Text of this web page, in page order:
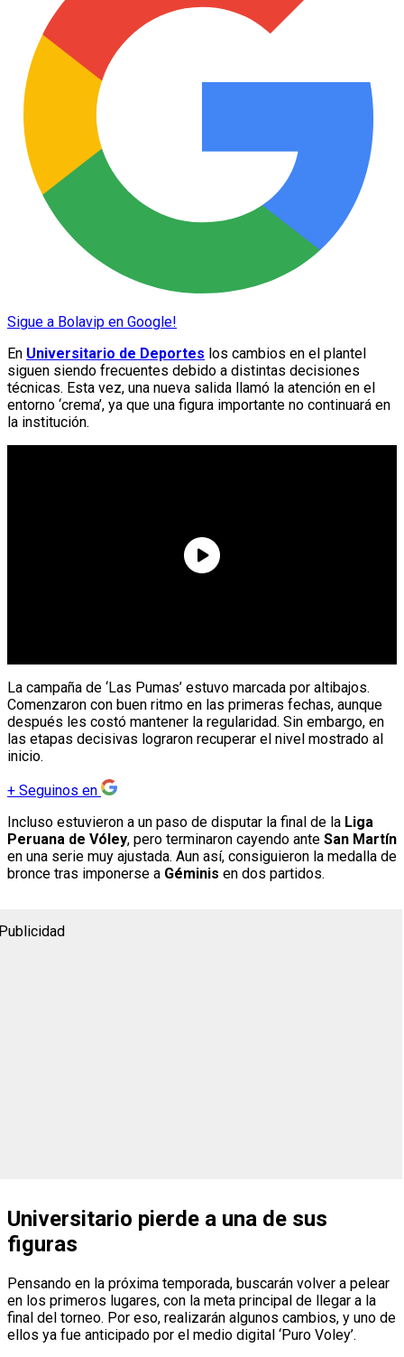
Sigue a Bolavip en Google!
En Universitario de Deportes los cambios en el plantel
siguen siendo frecuentes debido a distintas decisiones
técnicas. Esta vez, una nueva salida llamó la atención en el
entorno ‘crema’, ya que una figura importante no continuará en
la institución.
La campaña de ‘Las Pumas’ estuvo marcada por altibajos.
Comenzaron con buen ritmo en las primeras fechas, aunque
después les costó mantener la regularidad. Sin embargo, en
las etapas decisivas lograron recuperar el nivel mostrado al
inicio.
+ Seguinos en
Incluso estuvieron a un paso de disputar la final de la Liga
Peruana de Vóley, pero terminaron cayendo ante San Martín
en una serie muy ajustada. Aun así, consiguieron la medalla de
bronce tras imponerse a Géminis en dos partidos.
Universitario pierde a una de sus
figuras
Pensando en la próxima temporada, buscarán volver a pelear
en los primeros lugares, con la meta principal de llegar a la
final del torneo. Por eso, realizarán algunos cambios, y uno de
ellos ya fue anticipado por el medio digital ‘Puro Voley’.